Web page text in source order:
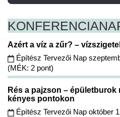
KONFERENCIA
Azért a víz a zűr? –
Építész Tervezői Nap
(MÉK: 2 pont)
Rés a pajzson –
kényes pontokon
Építész Tervezői Nap október